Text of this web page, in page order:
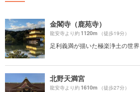
金閣寺（鹿苑寺）
龍安寺より約1120m （徒歩19分）
足利義満が描いた極楽浄土の世界
北野天満宮
龍安寺より約1610m （徒歩27分）